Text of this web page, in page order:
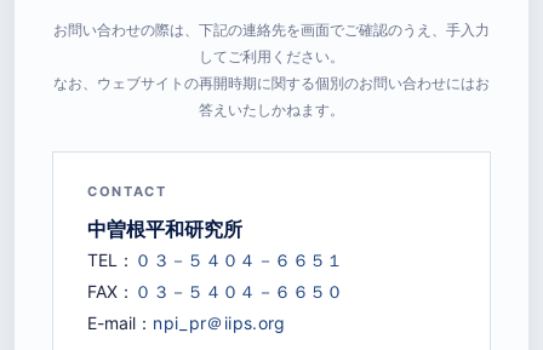
お問い合わせの際は、下記の連絡先を画面でご確認のうえ、手入力
してご利用ください。
なお、ウェブサイトの再開時期に関する個別のお問い合わせにはお
答えいたしかねます。
CONTACT
中曽根平和研究所
TEL：
FAX：
E-mail：